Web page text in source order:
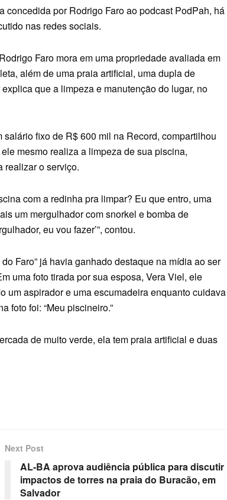
concedida por Rodrigo Faro ao podcast PodPah, há
nas redes sociais.
Faro mora em uma propriedade avaliada em
além de uma praia artificial, uma dupla de
que a limpeza e manutenção do lugar, no
fixo de R$ 600 mil na Record, compartilhou
mesmo realiza a limpeza de sua piscina,
realizar o serviço.
com a redinha pra limpar? Eu que entro, uma
um mergulhador com snorkel e bomba de
eu vou fazer’”, contou.
Faro” já havia ganhado destaque na mídia ao ser
uma foto tirada por sua esposa, Vera Viel, ele
um aspirador e uma escumadeira enquanto cuidava
foto foi: “Meu piscineiro.”
de muito verde, ela tem praia artificial e duas
Next Post
AL-BA aprova audiência pública para discutir
impactos de torres na praia do Buracão, em
Salvador